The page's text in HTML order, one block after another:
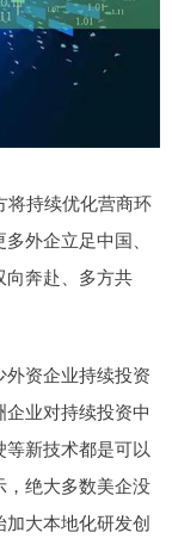
持续优化营商环
外企立足中国、
向奔赴、多方共
资企业持续投资
业对持续投资中
新技术都是可以
绝大多数美企没
大本地化研发创